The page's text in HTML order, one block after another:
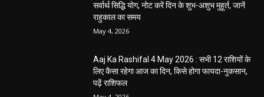
सर्वार्थ सिद्धि योग, नोट करें दिन के शुभ-अशुभ मुहूर्त, जानें
राहुकाल का समय
May 4, 2026
Aaj Ka Rashifal 4 May 2026 : सभी 12 राशियों के
लिए कैसा रहेगा आज का दिन, किसे होगा फायदा-नुकसान,
पढ़ें राशिफल